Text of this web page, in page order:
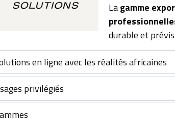
Lagamme
durable et
en ligne avec les réalités africaines
privilégiés